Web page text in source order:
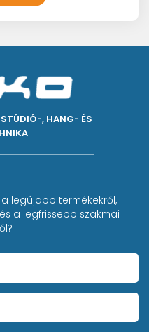
, HANG- ÉS
legújabb termékekről,
a legfrissebb szakmai